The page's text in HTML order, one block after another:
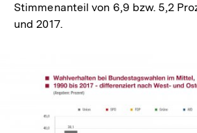
Stimmenanteil von 6,9 bzw. 5,2
und 2017.